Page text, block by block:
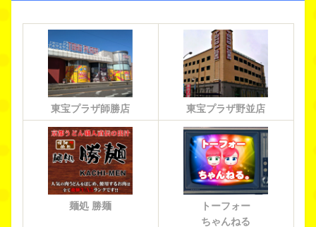
東宝プラザ師勝店 東宝プラザ野並店
麺処 勝麺
トーフォー
ちゃんねる